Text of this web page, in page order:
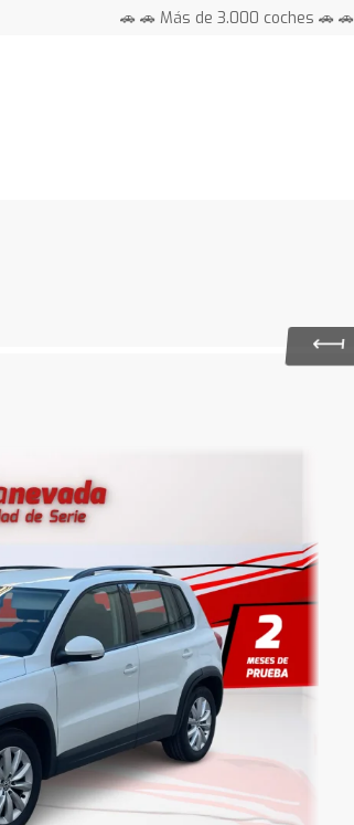
🚗 🚗 Más de 3.000 coches 🚗 🚗